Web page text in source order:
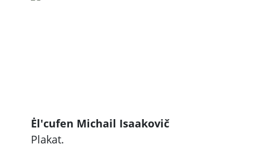
Ėl'cufen Michail Isaakovič
Plakat.